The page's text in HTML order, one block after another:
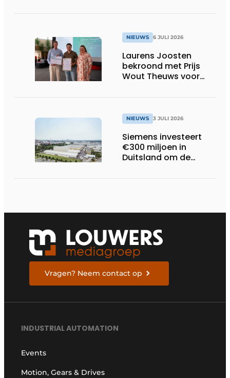
NIEUWS 6 JULI 2026
Laurens Joosten
bekroond met Prijs
Wout Theuws voor
NIEUWS 3 JULI 2026
Siemens investeert
€300 miljoen in
Duitsland om de
Vragen? Neem contact op
INDUSTRIAL AUTOMATION
Events
Motion, Gears & Drives